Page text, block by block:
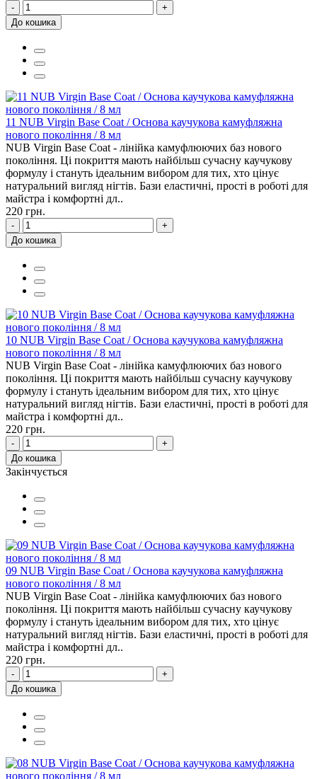
-
+
До кошика
11 NUB Virgin Base Coat / Основа каучукова камуфляжна
нового покоління / 8 мл
NUB Virgin Base Coat - лінійка камуфлюючих баз нового
покоління. Ці покриття мають найбільш сучасну каучукову
формулу і стануть ідеальним вибором для тих, хто цінує
натуральний вигляд нігтів. Бази еластичні, прості в роботі для
майстра і комфортні дл..
220 грн.
-
+
До кошика
10 NUB Virgin Base Coat / Основа каучукова камуфляжна
нового покоління / 8 мл
NUB Virgin Base Coat - лінійка камуфлюючих баз нового
покоління. Ці покриття мають найбільш сучасну каучукову
формулу і стануть ідеальним вибором для тих, хто цінує
натуральний вигляд нігтів. Бази еластичні, прості в роботі для
майстра і комфортні дл..
220 грн.
-
+
До кошика
Закінчується
09 NUB Virgin Base Coat / Основа каучукова камуфляжна
нового покоління / 8 мл
NUB Virgin Base Coat - лінійка камуфлюючих баз нового
покоління. Ці покриття мають найбільш сучасну каучукову
формулу і стануть ідеальним вибором для тих, хто цінує
натуральний вигляд нігтів. Бази еластичні, прості в роботі для
майстра і комфортні дл..
220 грн.
-
+
До кошика